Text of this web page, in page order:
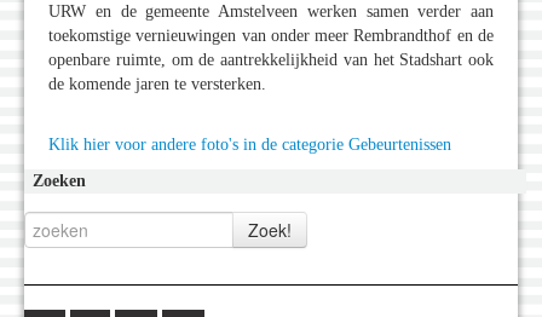
URW en de gemeente Amstelveen werken samen verder aan
toekomstige vernieuwingen van onder meer Rembrandthof en de
openbare ruimte, om de aantrekkelijkheid van het Stadshart ook
de komende jaren te versterken.
Klik hier voor andere foto's in de categorie Gebeurtenissen
Zoeken